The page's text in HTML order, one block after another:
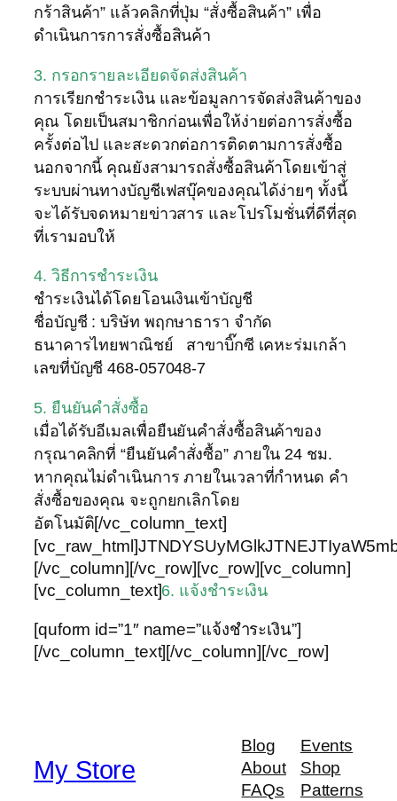
กร้าสินค้า” แล้วคลิกที่ปุ่ม “สั่งซื้อสินค้า” เพื่อ
ดำเนินการการสั่งซื้อสินค้า
3. กรอกรายละเอียดจัดส่งสินค้า
การเรียกชำระเงิน และข้อมูลการจัดส่งสินค้าของ
คุณ โดยเป็นสมาชิกก่อนเพื่อให้ง่ายต่อการสั่งซื้อ
ครั้งต่อไป และสะดวกต่อการติดตามการสั่งซื้อ
นอกจากนี้ คุณยังสามารถสั่งซื้อสินค้าโดยเข้าสู่
ระบบผ่านทางบัญชีเฟสบุ๊คของคุณได้ง่ายๆ ทั้งนี้
จะได้รับจดหมายข่าวสาร และโปรโมชั่นที่ดีที่สุด
ที่เรามอบให้
4. วิธีการชำระเงิน
ชำระเงินได้โดยโอนเงินเข้าบัญชี
ชื่อบัญชี : บริษัท พฤกษาธารา จำกัด
ธนาคารไทยพาณิชย์ สาขาบิ๊กซี เคหะร่มเกล้า
เลขที่บัญชี 468-057048-7
5. ยืนยันคำสั่งซื้อ
เมื่อได้รับอีเมลเพื่อยืนยันคำสั่งซื้อสินค้าของ
กรุณาคลิกที่ “ยืนยันคำสั่งซื้อ” ภายใน 24 ชม.
หากคุณไม่ดำเนินการ ภายในเวลาที่กำหนด คำ
สั่งซื้อของคุณ จะถูกยกเลิกโดย
อัตโนมัติ[/vc_column_text]
[/vc_column][/vc_row][vc_row][vc_column]
[vc_column_text]6. แจ้งชำระเงิน
[quform id=”1″ name=”แจ้งชำระเงิน”]
[/vc_column_text][/vc_column][/vc_row]
My Store
Blog
About
FAQs
Events
Shop
Patterns